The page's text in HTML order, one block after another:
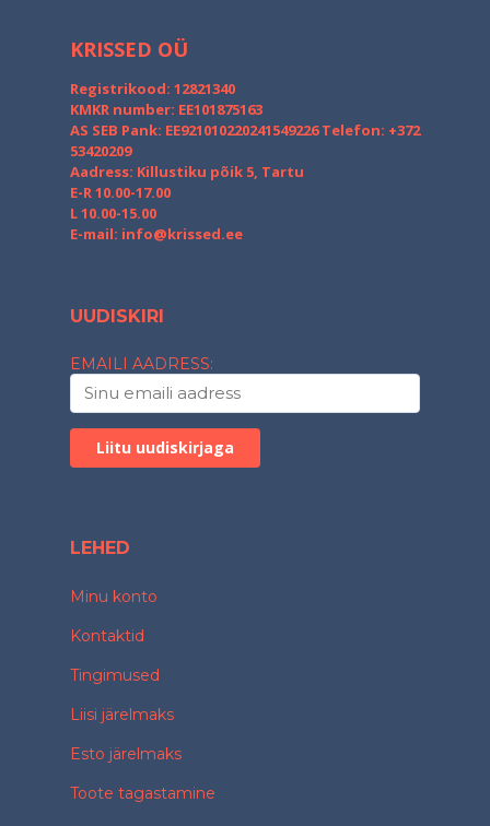
KRISSED OÜ
Registrikood: 12821340
KMKR number: EE101875163
AS SEB Pank: EE921010220241549226 Telefon: +372
53420209
Aadress: Killustiku põik 5, Tartu
E-R 10.00-17.00
L 10.00-15.00
E-mail: info@krissed.ee
UUDISKIRI
EMAILI AADRESS:
LEHED
Minu konto
Kontaktid
Tingimused
Liisi järelmaks
Esto järelmaks
Toote tagastamine